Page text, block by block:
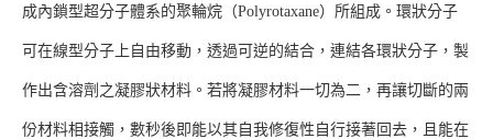
成內鎖型超分子體系的聚輪烷（Polyrotaxane）所組成。環狀分子
可在線型分子上自由移動，透過可逆的結合，連結各環狀分子，製
作出含溶劑之凝膠狀材料。若將凝膠材料一切為二，再讓切斷的兩
份材料相接觸，數秒後即能以其自我修復性自行接著回去，且能在